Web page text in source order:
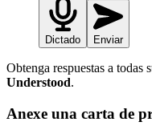
Dictado Enviar
Obtenga respuestas a todas
Understood.
Anexe una carta de